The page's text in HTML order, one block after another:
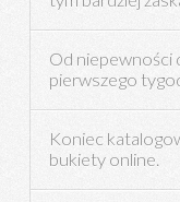
Od niepewności
pierwszego
Koniec
bukiety online.